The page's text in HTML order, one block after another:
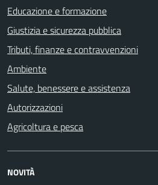
Educazione e formazione
Giustizia e sicurezza pubblica
Tributi, finanze e contravvenzioni
Ambiente
Salute, benessere e assistenza
Autorizzazioni
Agricoltura e pesca
NOVITÀ